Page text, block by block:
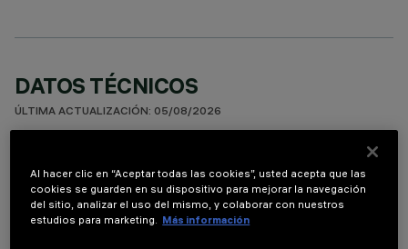
DATOS TÉCNICOS
ÚLTIMA ACTUALIZACIÓN: 05/08/2026
Luminaria miniaturizada empotrable lineal con 5 elementos
ópticos para lámparas led - óptica fija No obstante las
Al hacer clic en “Aceptar todas las cookies”, usted acepta que las
cookies se guarden en su dispositivo para mejorar la navegación
del sitio, analizar el uso del mismo, y colaborar con nuestros
estudios para marketing. Más información